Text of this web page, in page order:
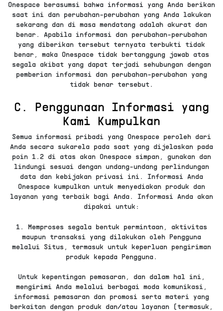
Onespace berasumsi bahwa informasi yang Anda berikan
saat ini dan perubahan-perubahan yang Anda lakukan
sekarang dan di masa mendatang adalah akurat dan
benar. Apabila informasi dan perubahan-perubahan
yang diberikan tersebut ternyata terbukti tidak
benar, maka Onespace tidak bertanggung jawab atas
segala akibat yang dapat terjadi sehubungan dengan
pemberian informasi dan perubahan-perubahan yang
tidak benar tersebut.
C. Penggunaan Informasi yang
Kami Kumpulkan
Semua informasi pribadi yang Onespace peroleh dari
Anda secara sukarela pada saat yang dijelaskan pada
poin 1.2 di atas akan Onespace simpan, gunakan dan
lindungi sesuai dengan undang-undang perlindungan
data dan kebijakan privasi ini. Informasi Anda
Onespace kumpulkan untuk menyediakan produk dan
layanan yang terbaik bagi Anda. Informasi Anda akan
dipakai untuk:
1. Memproses segala bentuk permintaan, aktivitas
maupun transaksi yang dilakukan oleh Pengguna
melalui Situs, termasuk untuk keperluan pengiriman
produk kepada Pengguna.
Untuk kepentingan pemasaran, dan dalam hal ini,
mengirimi Anda melalui berbagai moda komunikasi,
informasi pemasaran dan promosi serta materi yang
berkaitan dengan produk dan/atau layanan (termasuk,